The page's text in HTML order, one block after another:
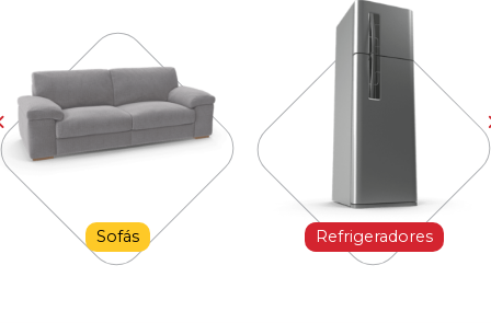
Sofás Refrigeradores